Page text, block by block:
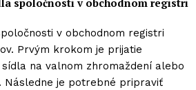
spoločnosti v obchodnom registri
v obchodnom registri
Prvým krokom je prijatie
na valnom zhromaždení alebo
Následne je potrebné pripraviť